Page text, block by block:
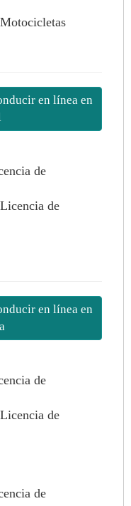
en línea en
de
de
en línea en
de
de
de